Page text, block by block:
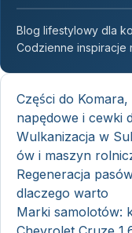
Blog lifestylowy dla
Codzienne inspiracje
Części do
napędowe i cewki
Wulkanizacja w
ów i maszyn
Regeneracja
dlaczego warto
Marki samolotów: